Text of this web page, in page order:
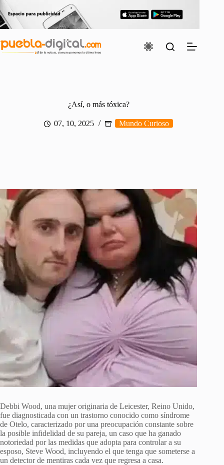
al
contenido
¿Así, o más tóxica?
07, 10, 2025 Mundo Curioso
Debbi Wood, una mujer originaria de Leicester, Reino Unido,
fue diagnosticada con un trastorno conocido como síndrome
de Otelo, caracterizado por una preocupación constante sobre
la posible infidelidad de su pareja, un caso que ha ganado
notoriedad por las medidas que adopta para controlar a su
esposo, Steve Wood, incluyendo el que tenga que someterse a
un detector de mentiras cada vez que regresa a casa.